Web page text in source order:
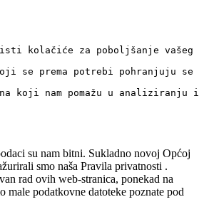
kolačiće za poboljšanje
se prema potrebi pohranjuju
koji nam pomažu u
su nam bitni. Sukladno novoj Općoj
smo naša Pravila privatnosti .
rad ovih web-stranica, ponekad na
male podatkovne datoteke poznate pod